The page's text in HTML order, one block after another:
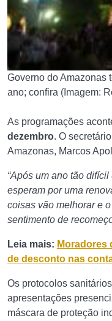
Governo do Amazonas
ano; confira (Imagem:
As programações
dezembro. O
Amazonas, Marcos
“Após um ano tão
esperam por uma
coisas vão melhorar e
sentimento de
Leia mais: Moradores
de desconto nas
Os protocolos
apresentações
máscara de proteção